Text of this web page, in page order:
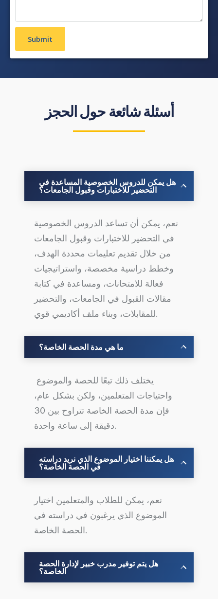
أسئلة شائعة حول الحجز
هل يمكن للدروس الخصوصية المساعدة في
التحضير للاختبارات وقبول الجامعات؟
نعم، يمكن أن تساعد الدروس الخصوصية
في التحضير للاختبارات وقبول الجامعات
من خلال تقديم تعليمات محددة الهدف،
وخطط دراسية مخصصة، واستراتيجيات
فعالة للامتحانات، ومساعدة في كتابة
مقالات القبول في الجامعات، والتحضير
للمقابلات، وبناء ملف أكاديمي قوي.
ما هي مدة الحصة الخاصة؟
واحتياجات المتعلمين، ولكن بشكل عام،
فإن مدة الحصة الخاصة تتراوح بين 30
دقيقة إلى ساعة واحدة.
هل يمكننا اختيار الموضوع الذي نريد دراسته
في الحصة الخاصة؟
نعم، يمكن للطلاب والمتعلمين اختيار
الموضوع الذي يرغبون في دراسته في
الحصة الخاصة.
هل يتم توفير مدرب خبير لإدارة الحصة
الخاصة؟